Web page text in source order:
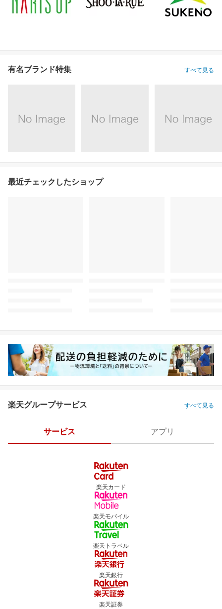
有名ブランド特集 すべて見る
最近チェックしたショップ
楽天グループサービス すべて見る
サービス アプリ
楽天カード
楽天モバイル
楽天トラベル
楽天銀行
楽天証券